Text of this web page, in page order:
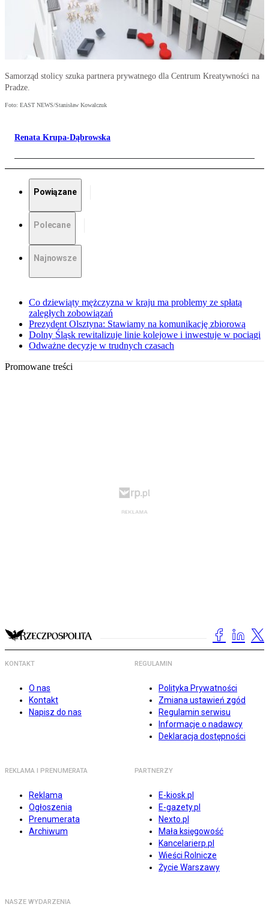
Samorząd stolicy szuka partnera prywatnego dla Centrum Kreatywności na
Pradze.
Foto: EAST NEWS/Stanisław Kowalczuk
Renata Krupa-Dąbrowska
Powiązane
Polecane
Najnowsze
Co dziewiąty mężczyzna w kraju ma problemy ze spłatą
zaległych zobowiązań
Prezydent Olsztyna: Stawiamy na komunikację zbiorową
Dolny Śląsk rewitalizuje linie kolejowe i inwestuje w pociągi
Odważne decyzje w trudnych czasach
Promowane treści
KONTAKT
O nas
Kontakt
Napisz do nas
REGULAMIN
Polityka Prywatności
Zmiana ustawień zgód
Regulamin serwisu
Informacje o nadawcy
Deklaracja dostępności
REKLAMA I PRENUMERATA
Reklama
Ogłoszenia
Prenumerata
Archiwum
PARTNERZY
E-kiosk.pl
E-gazety.pl
Nexto.pl
Mała księgowość
Kancelarierp.pl
Wieści Rolnicze
Życie Warszawy
NASZE WYDARZENIA